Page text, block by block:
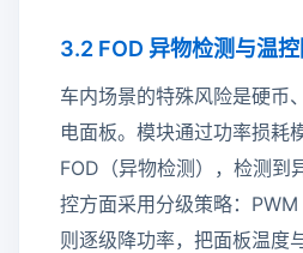
3.2 FOD 异物检测与温
车内场景的特殊风险是硬币
电面板。模块通过功率损耗
FOD（异物检测），检测到
控方面采用分级策略：
则逐级降功率，把面板温度